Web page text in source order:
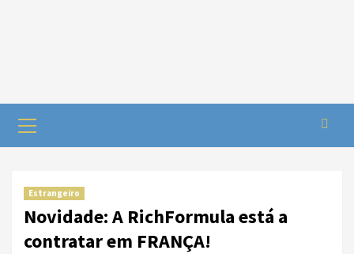
Estrangeiro
Novidade: A RichFormula está a
contratar em FRANÇA!